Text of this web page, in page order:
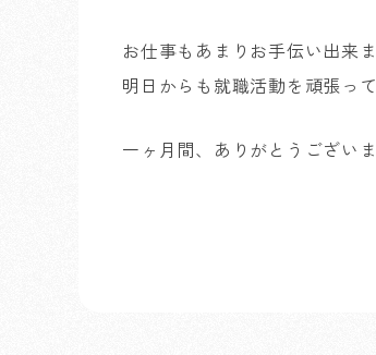
お仕事もあまりお手伝い出来
明日からも就職活動を頑張っ
一ヶ月間、ありがとうございま